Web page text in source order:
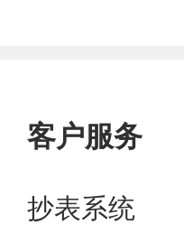
客户服务
抄表系统